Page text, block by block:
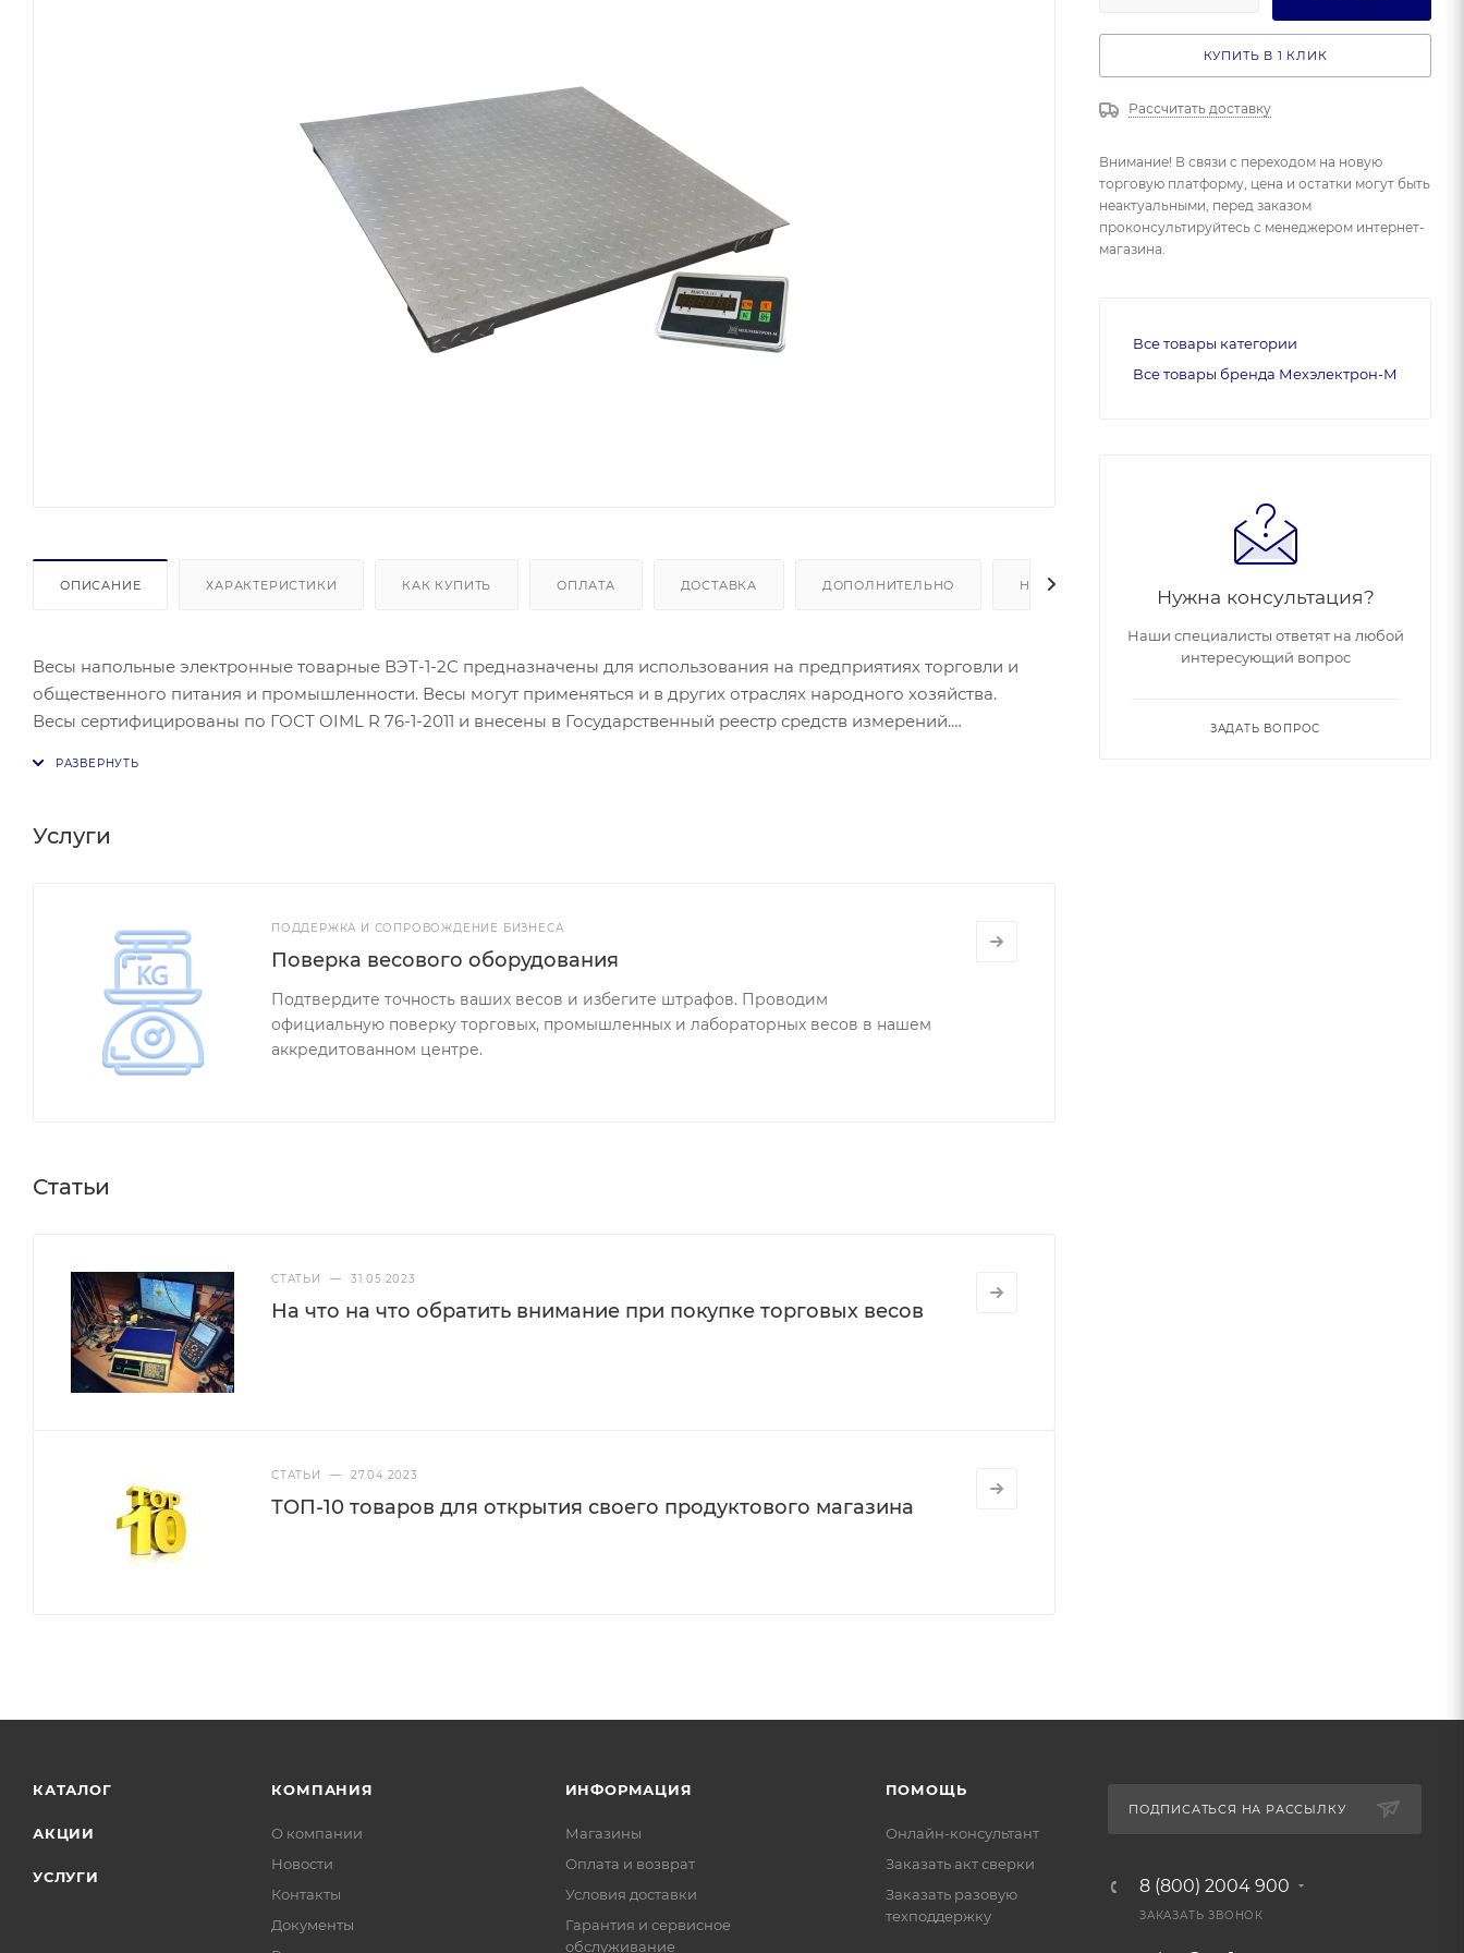
ОПИСАНИЕ ХАРАКТЕРИСТИКИ КАК КУПИТЬ ОПЛАТА ДОСТАВКА ДОПОЛНИТЕЛЬНО НАЛИЧИЕ
Весы напольные электронные товарные ВЭТ-1-2С предназначены для использования на предприятиях торговли и
общественного питания и промышленности. Весы могут применяться и в других отраслях народного хозяйства.
Весы сертифицированы по ГОСТ OIML R 76-1-2011 и внесены в Государственный реестр средств измерений.
сигнализация о нарушениях в работе весов. Простая и надежная конструкция. Функция стабилизации массы (для
Услуги
ПОДДЕРЖКА И СОПРОВОЖДЕНИЕ БИЗНЕСА
Поверка весового оборудования
Подтвердите точность ваших весов и избегите штрафов. Проводим
официальную поверку торговых, промышленных и лабораторных весов в нашем
аккредитованном центре.
Статьи
СТАТЬИ — 31.05.2023
На что на что обратить внимание при покупке торговых весов
СТАТЬИ — 27.04.2023
ТОП-10 товаров для открытия своего продуктового магазина
КУПИТЬ В 1 КЛИК
Рассчитать доставку
Внимание! В связи с переходом на новую
торговую платформу, цена и остатки могут быть
неактуальными, перед заказом
проконсультируйтесь с менеджером интернет-
магазина.
Все товары категории
Все товары бренда Мехэлектрон-М
Нужна консультация?
Наши специалисты ответят на любой
интересующий вопрос
ЗАДАТЬ ВОПРОС
КАТАЛОГ
АКЦИИ
УСЛУГИ
КОМПАНИЯ
О компании
Новости
Контакты
Документы
ИНФОРМАЦИЯ
Магазины
Оплата и возврат
Условия доставки
Гарантия и сервисное
обслуживание
ПОМОЩЬ
Онлайн-консультант
Заказать акт сверки
Заказать разовую
техподдержку
ПОДПИСАТЬСЯ НА РАССЫЛКУ
8 (800) 2004 900
ЗАКАЗАТЬ ЗВОНОК